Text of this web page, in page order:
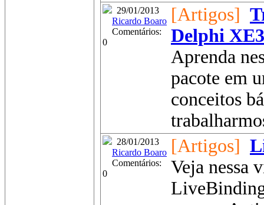
29/01/2013
Ricardo Boaro
Comentários:
0
[Artigos]
Delphi XE3
Aprenda
pacote em
conceitos
28/01/2013
Ricardo Boaro
Comentários:
0
[Artigos]
Veja nessa